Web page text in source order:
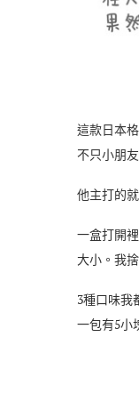
這款日本
不只小朋
他主打的
一盒打開
大小。我
3種口味我
一包有5小